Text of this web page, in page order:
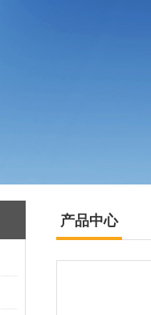
产品中心